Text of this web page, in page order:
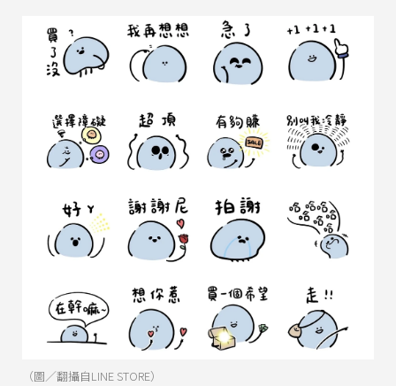
（圖／翻攝自LINE STORE）